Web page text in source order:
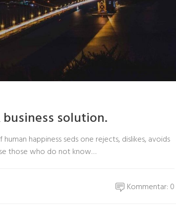
solution.
happiness seds one rejects, dislikes, avoids
those who do not know…
Kommentar: 0